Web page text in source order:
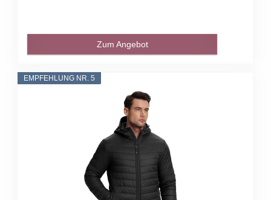
Zum Angebot
EMPFEHLUNG NR. 5